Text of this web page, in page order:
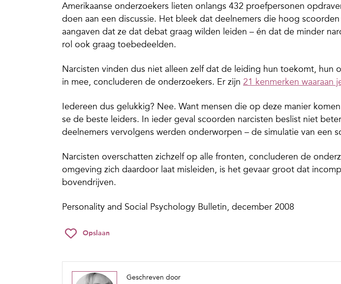
Amerikaanse onderzoekers lieten onlangs 432 proefpersonen
doen aan een discussie. Het bleek dat deelnemers die hoog
aangaven dat ze dat debat graag wilden leiden – én dat de minder
rol ook graag toebedeelden.
Narcisten vinden dus niet alleen zelf dat de leiding hun toekomt, hun
in mee, concluderen de onderzoekers. Er zijn 21 kenmerken waaraan
Iedereen dus gelukkig? Nee. Want mensen die op deze manier
se de beste leiders. In ieder geval scoorden narcisten beslist niet
deelnemers vervolgens werden onderworpen – de simulatie van een
Narcisten overschatten zichzelf op alle fronten, concluderen de
omgeving zich daardoor laat misleiden, is het gevaar groot dat
bovendrijven.
Personality and Social Psychology Bulletin, december 2008
Opslaan
Geschreven door